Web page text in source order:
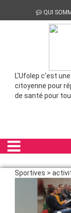
QUI
L'Ufolep c'est
citoyenne pour
de santé pour
Sportives >